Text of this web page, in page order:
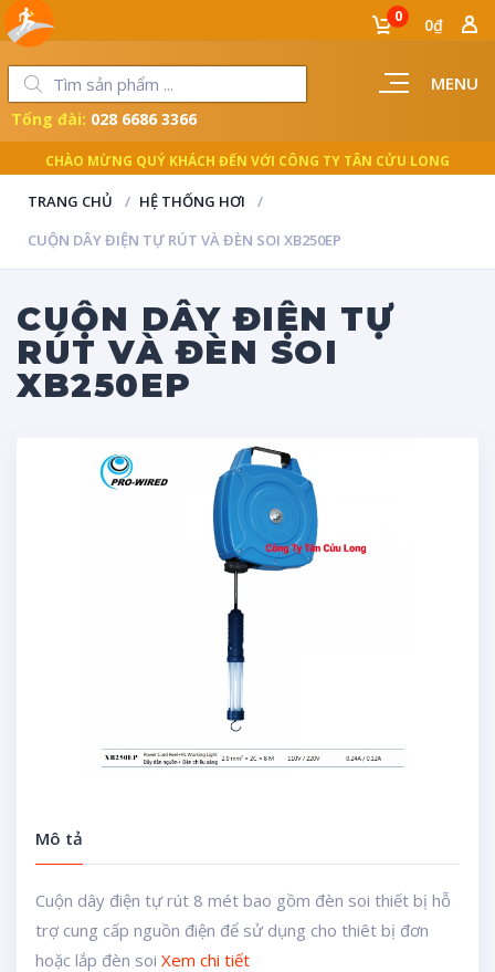
MENU
0 0₫
CHÀO MỪNG QUÝ KHÁCH ĐẾN VỚI CÔNG TY TÂN CỬU LONG
Tổng đài: 028 6686 3366
TRANG CHỦ
HỆ THỐNG HƠI
CUỘN DÂY ĐIỆN TỰ RÚT VÀ ĐÈN SOI XB250EP
CUỘN DÂY ĐIỆN TỰ
RÚT VÀ ĐÈN SOI
XB250EP
Mô tả
Cuộn dây điện tự rút 8 mét bao gồm đèn soi thiết bị hỗ
trợ cung cấp nguồn điện để sử dụng cho thiêt bị đơn
hoặc lắp đèn soi Xem chi tiết